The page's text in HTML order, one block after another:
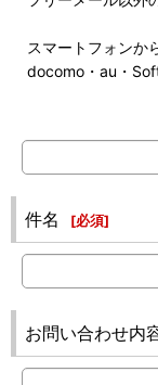
スマートフォンか
docomo・au・
件名 [必須]
お問い合わせ内